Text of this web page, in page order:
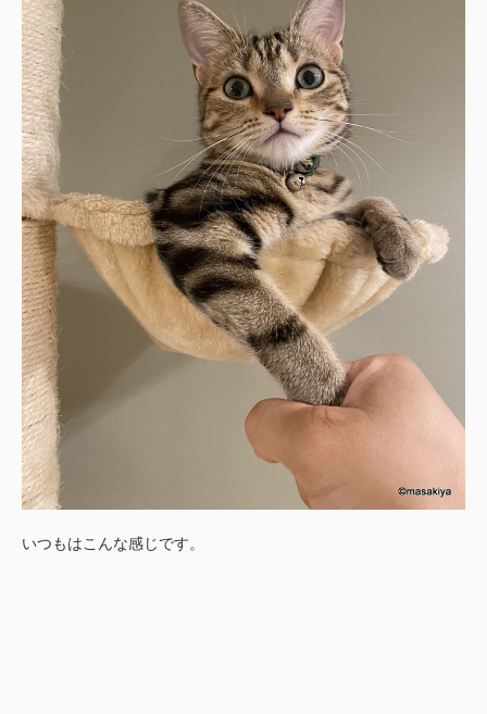
いつもはこんな感じです。